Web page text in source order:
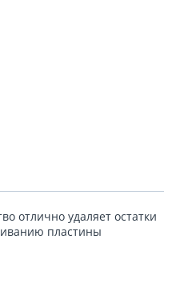
отлично удаляет остатки
пластины